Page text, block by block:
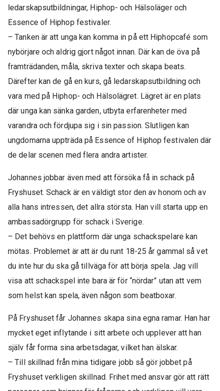
ledarskapsutbildningar, Hiphop- och Hälsoläger och
Essence of Hiphop festivaler.
– Tanken är att unga kan komma in på ett Hiphopcafé som
nybörjare och aldrig gjort något innan. Där kan de öva på
framträdanden, måla, skriva texter och skapa beats.
Därefter kan de gå en kurs, gå ledarskapsutbildning och
vara med på Hiphop- och Hälsolägret. Lägret är en plats
där unga kan sänka garden, utbyta erfarenheter med
varandra och fördjupa sig i sin passion. Slutligen kan
ungdomarna uppträda på Essence of Hiphop festivalen där
de delar scenen med flera andra artister.
Johannes jobbar även med att försöka få in schack på
Fryshuset. Schack är en väldigt stor den av honom och av
alla hans intressen, det allra största. Han vill starta upp en
ambassadörgrupp för schack i Sverige.
– Det behövs en plattform där unga schackspelare kan
mötas. Problemet är att är du runt 18-25 år gammal så vet
du inte hur du ska gå tillväga för att börja spela. Jag vill
visa att schackspel inte bara är för “nördar” utan att vem
som helst kan spela, även någon som beatboxar.
På Fryshuset får Johannes skapa sina egna ramar. Han har
mycket eget inflytande i sitt arbete och upplever att han
själv får forma sina arbetsdagar, vilket han älskar.
– Till skillnad från mina tidigare jobb så gör jobbet på
Fryshuset verkligen skillnad. Frihet med ansvar gör att rätt